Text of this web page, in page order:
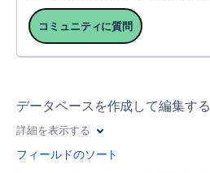
コミュニティに質問
データベースを作成して編集する
詳細を表示する
フィールドのソート